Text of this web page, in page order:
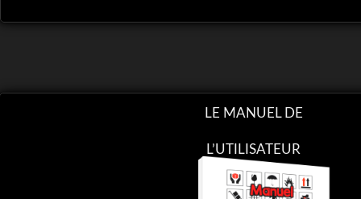
LE MANUEL DE
L’UTILISATEUR